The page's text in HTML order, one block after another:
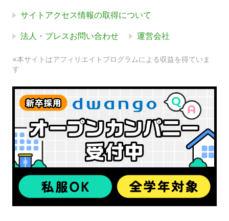
サイトアクセス情報の取得について
法人・プレスお問い合わせ 運営会社
※本サイトはアフィリエイトプログラムによる収益を得ていま
す